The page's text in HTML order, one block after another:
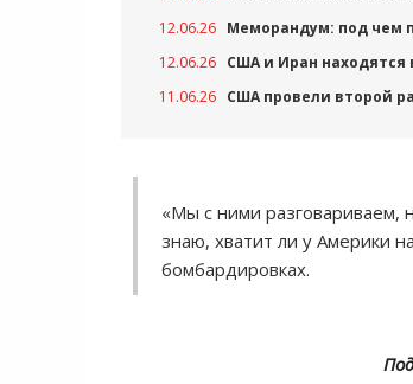
12.06.26 Меморандум: под чем
12.06.26 США и Иран находятся
11.06.26 США провели второй
«Мы с ними разговариваем,
знаю, хватит ли у Америки
бомбардировках.